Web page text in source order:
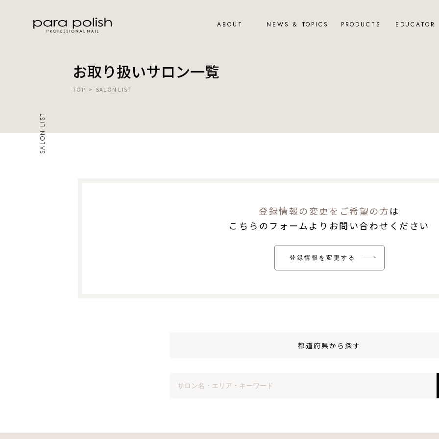
ABOUT NEWS & TOPICS PRODUCTS EDUCATOR
お取り扱いサロン一覧
TOP > SALON LIST
SALON LIST
登録情報の変更をご希望の方は
こちらのフォームより お問い合わせください
登録情報を変更する
都道府県から探す